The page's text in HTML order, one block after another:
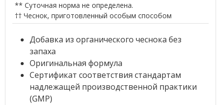
** Суточная норма не определена.
†† Чеснок, приготовленный особым способом
Добавка из органического чеснока без
запаха
Оригинальная формула
Сертификат соответствия стандартам
надлежащей производственной практики
(GMP)